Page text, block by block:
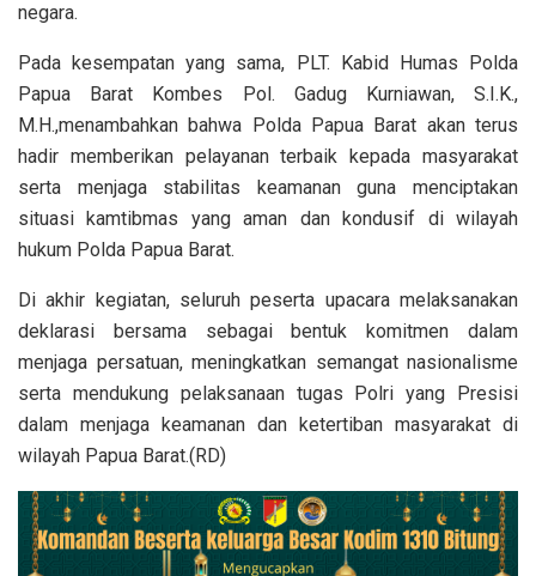
negara.
Pada kesempatan yang sama, PLT. Kabid Humas Polda
Papua Barat Kombes Pol. Gadug Kurniawan, S.I.K.,
M.H.,menambahkan bahwa Polda Papua Barat akan terus
hadir memberikan pelayanan terbaik kepada masyarakat
serta menjaga stabilitas keamanan guna menciptakan
situasi kamtibmas yang aman dan kondusif di wilayah
hukum Polda Papua Barat.
Di akhir kegiatan, seluruh peserta upacara melaksanakan
deklarasi bersama sebagai bentuk komitmen dalam
menjaga persatuan, meningkatkan semangat nasionalisme
serta mendukung pelaksanaan tugas Polri yang Presisi
dalam menjaga keamanan dan ketertiban masyarakat di
wilayah Papua Barat.(RD)